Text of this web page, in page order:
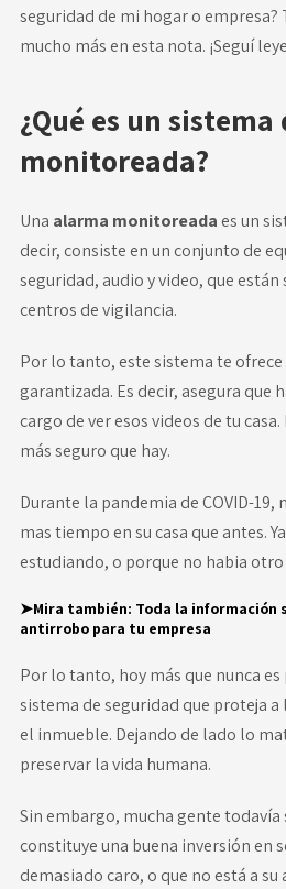
seguridad de mi hogar o empresa?
mucho más en esta nota. ¡Seguí
¿Qué es un
monitoreada?
Una alarma monitoreada es un
decir, consiste en un conjunto de
seguridad, audio y video, que
centros de vigilancia.
Por lo tanto, este sistema te
garantizada. Es decir, asegura que
cargo de ver esos videos de tu
más seguro que hay.
Durante la pandemia de COVID-
mas tiempo en su casa que antes.
estudiando, o porque no habia
➤Mira también: Toda la información
antirrobo para tu empresa
Por lo tanto, hoy más que nunca
sistema de seguridad que proteja a
el inmueble. Dejando de lado lo
preservar la vida humana.
Sin embargo, mucha gente todavía
constituye una buena inversión en
demasiado caro, o que no está a su